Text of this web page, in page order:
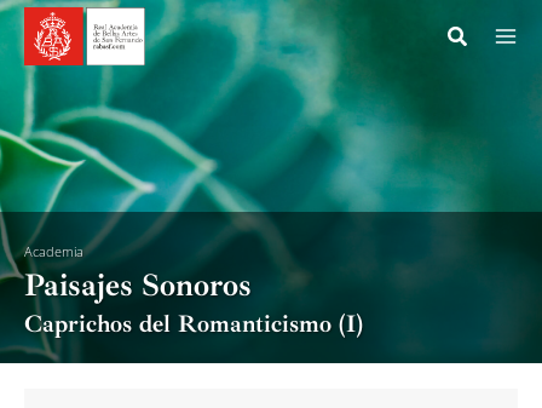
Ir
al
contenido
Academia
Paisajes Sonoros
Caprichos del Romanticismo (I)